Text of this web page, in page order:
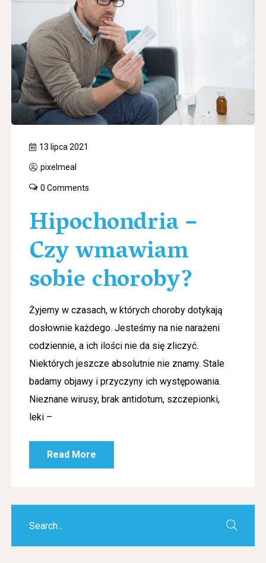
13 lipca 2021
pixelmeal
0 Comments
Hipochondria –
Czy wmawiam
sobie choroby?
Żyjemy w czasach, w których choroby dotykają
dosłownie każdego. Jesteśmy na nie narażeni
codziennie, a ich ilości nie da się zliczyć.
Niektórych jeszcze absolutnie nie znamy. Stale
badamy objawy i przyczyny ich występowania.
Nieznane wirusy, brak antidotum, szczepionki,
leki –
Read More